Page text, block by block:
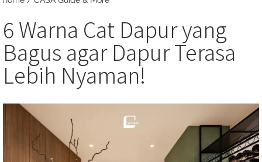
6 Warna Cat Dapur yang
Bagus agar Dapur Terasa
Lebih Nyaman!